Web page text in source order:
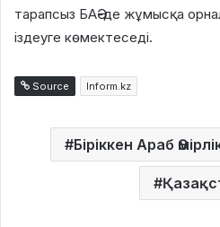
тарапсыз БАӘ-де жұмысқа
іздеуге көмектеседі.
Source Inform.kz
Біріккен Араб